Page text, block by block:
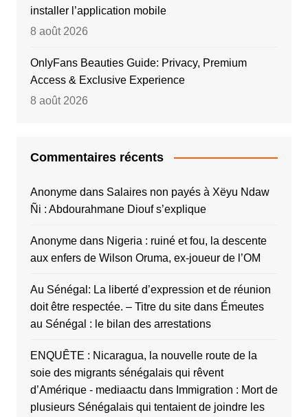
installer l’application mobile
8 août 2026
OnlyFans Beauties Guide: Privacy, Premium
Access & Exclusive Experience
8 août 2026
Commentaires récents
Anonymedans Salaires non payés à Xëyu Ndaw
Ñi : Abdourahmane Diouf s’explique
Anonymedans Nigeria : ruiné et fou, la descente
aux enfers de Wilson Oruma, ex-joueur de l’OM
Au Sénégal: La liberté d’expression et de réunion
doit être respectée. – Titre du sitedans Émeutes
au Sénégal : le bilan des arrestations
ENQUÊTE : Nicaragua, la nouvelle route de la
soie des migrants sénégalais qui rêvent
d’Amérique - mediaactu dans Immigration : Mort de
plusieurs Sénégalais qui tentaient de joindre les